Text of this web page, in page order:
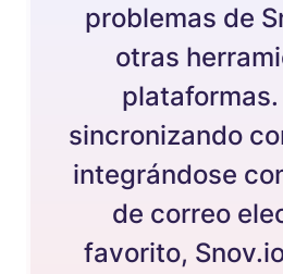
problemas de
otras
plataformas.
sincronizando
integrándose
de correo
favorito,